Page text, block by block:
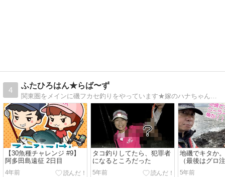
4
ふたひろはん★らば〜ず
関東圏をメインに磯フカセ釣りをやっています★嫁のハナちゃんが書いています。
【30魚種チャレンジ #9】
阿多田島遠征 2日目
4年前
タコ釣りしてたら、犯罪者
になるところだった
5年前
地磯でキタか
（最後はグロ
★）
5年前